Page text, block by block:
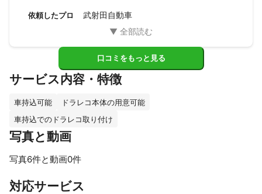
なこと。今後とも着実なお仕事をご期待申し上げます。
ありがとうございました。
依頼したプロ 武射田自動車
口コミをもっと見る
サービス内容・特徴
車持込可能
ドラレコ本体の用意可能
車持込でのドラレコ取り付け
写真と動画
写真6件と動画0件
対応サービス